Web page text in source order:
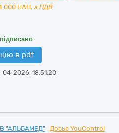
000 UAH, з ПДВ
в pdf
2026, 18:51:20
"АЛЬБАМЕД"
Досьє YouControl